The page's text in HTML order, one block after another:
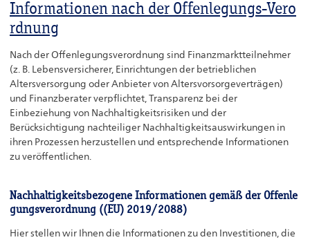
Informationen nach der Offenlegungs-Vero
rdnung
Nach der Offenlegungsverordnung sind Finanzmarktteilnehmer
(z. B. Lebensversicherer, Einrichtungen der betrieblichen
Altersversorgung oder Anbieter von Altersvorsorgeverträgen)
und Finanzberater verpflichtet, Transparenz bei der
Einbeziehung von Nachhaltigkeitsrisiken und der
Berücksichtigung nachteiliger Nachhaltigkeitsauswirkungen in
ihren Prozessen herzustellen und entsprechende Informationen
zu veröffentlichen.
Nachhaltigkeitsbezogene Informationen gemäß der Offenle
gungsverordnung ((EU) 2019/2088)
Hier stellen wir Ihnen die Informationen zu den Investitionen, die